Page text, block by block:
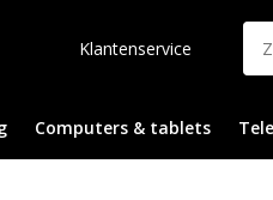
Klantenservice
Computers & tablets